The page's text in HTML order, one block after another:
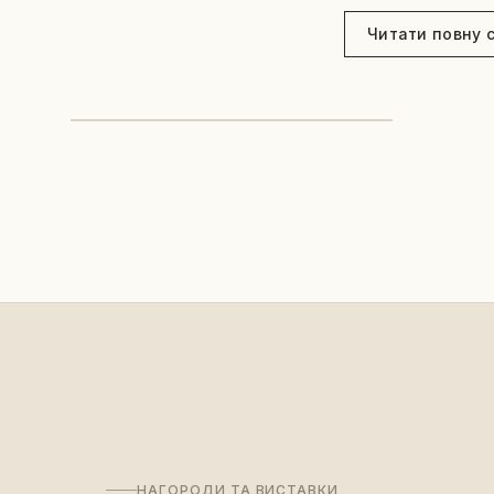
Читати повну
НАГОРОДИ ТА ВИСТАВКИ